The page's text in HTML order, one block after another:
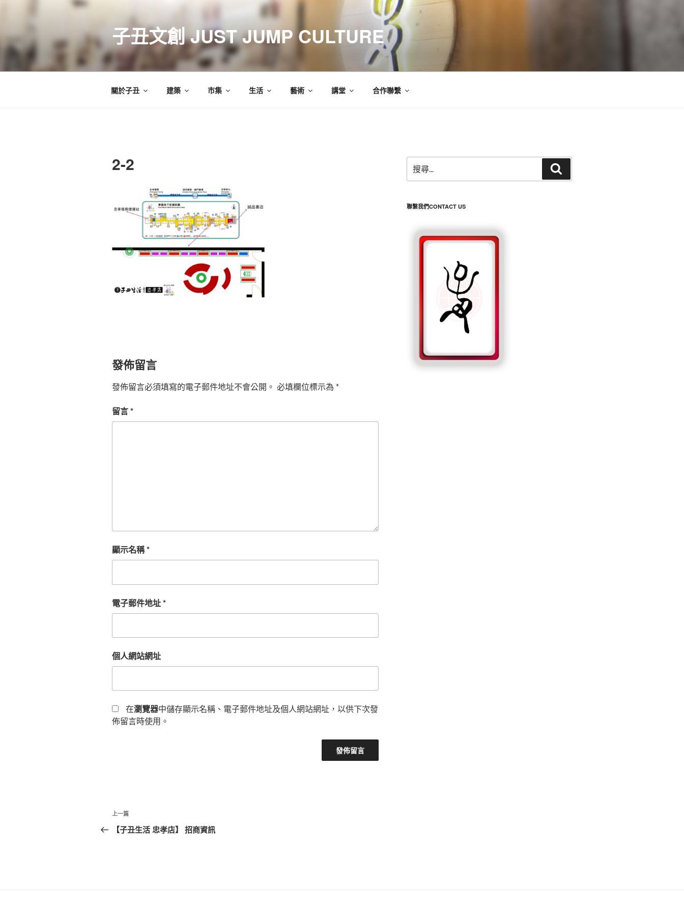
要
子丑文創 JUST JUMP CULTURE
關於子丑 建築 市集 生活 藝術 講堂 合作聯繫
2-2
發佈留言
發佈留言必須填寫的電子郵件地址不會公開。 必填欄位標示為 *
留言*
顯示名稱*
電子郵件地址*
個人網站網址
在瀏覽器中儲存顯示名稱、電子郵件地址及個人網站網址，以供下次發
佈留言時使用。
文
章
上
一
上一篇
【子丑生活 忠孝店】 招商資訊
尋
關
字:
尋
聯繫我們CONTACT US